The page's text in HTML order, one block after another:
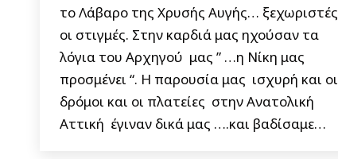
το Λάβαρο της Χρυσής Αυγής… ξεχωριστές
οι στιγμές. Στην καρδιά μας ηχούσαν τα
λόγια του Αρχηγού μας ” …η Νίκη μας
προσμένει “. Η παρουσία μας ισχυρή και οι
δρόμοι και οι πλατείες στην Ανατολική
Αττική έγιναν δικά μας ….και βαδίσαμε…